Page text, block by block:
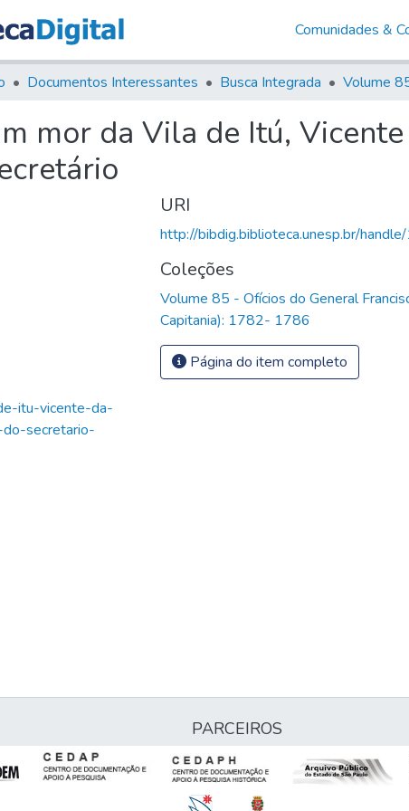
Comunidades &
Documentos Interessantes Busca Integrada
mor da Vila de Itú,
itu-vicente-da-
secretario-
URI
http://bibdig.biblioteca.unesp.br/
Coleções
Volume 85 - Ofícios do General
Capitania): 1782- 1786
Página do item completo
PARCEIROS